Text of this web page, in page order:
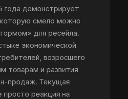
года демонстрирует
смело можно
для ресейла.
экономической
возросшего
товарам и развития
продаж. Текущая
реакция на